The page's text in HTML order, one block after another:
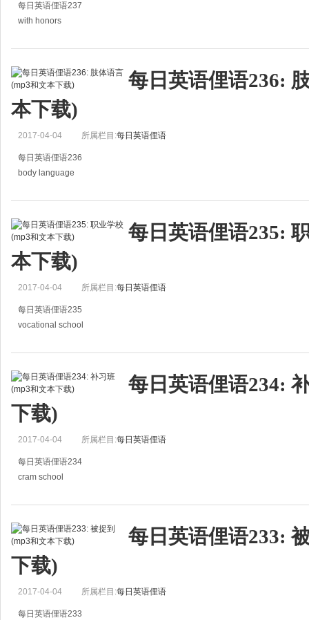
每日英语俚语237
with honors
以优等成绩……
I graduated with honors and soon found a good job.
我以优等的成绩毕业，很快地就找到了一个好工作。
每日英语俚语236:
本下载)
2017-04-04 所属栏目:每日英语俚语
每日英语俚语236
body language
肢体语言
We often use body-language to convey extra meaning.
我们常用肢体的语言来传达额外的意思。
每日英语俚语235:
本下载)
2017-04-04 所属栏目:每日英语俚语
每日英语俚语235
vocational school
职业学校
My vocational school prepared me for a career in car repair.
我的职业学校帮我预备好以修车做为职业。
每日英语俚语234:
下载)
2017-04-04 所属栏目:每日英语俚语
每日英语俚语234
cram school
补习班
I go to cram schools to supplement my regular education.
除了一般的教育之外，我还上补习班作为辅助。
每日英语俚语233:
下载)
2017-04-04 所属栏目:每日英语俚语
每日英语俚语233